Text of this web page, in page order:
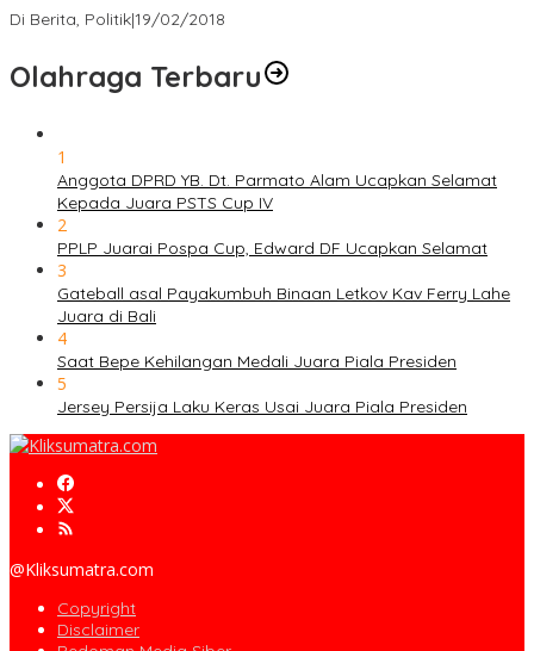
Di Berita, Politik|19/02/2018
Olahraga Terbaru
1
Anggota DPRD YB. Dt. Parmato Alam Ucapkan Selamat
Kepada Juara PSTS Cup IV
2
PPLP Juarai Pospa Cup, Edward DF Ucapkan Selamat
3
Gateball asal Payakumbuh Binaan Letkov Kav Ferry Lahe
Juara di Bali
4
Saat Bepe Kehilangan Medali Juara Piala Presiden
5
Jersey Persija Laku Keras Usai Juara Piala Presiden
@Kliksumatra.com
Copyright
Disclaimer